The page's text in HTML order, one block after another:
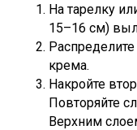
На тарелку
15–16 см)
крема.
Накройте
Повторяйте
Верхним